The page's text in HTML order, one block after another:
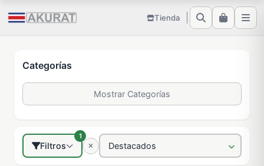
Tienda
Categorías
Mostrar Categorías
Filtros
1